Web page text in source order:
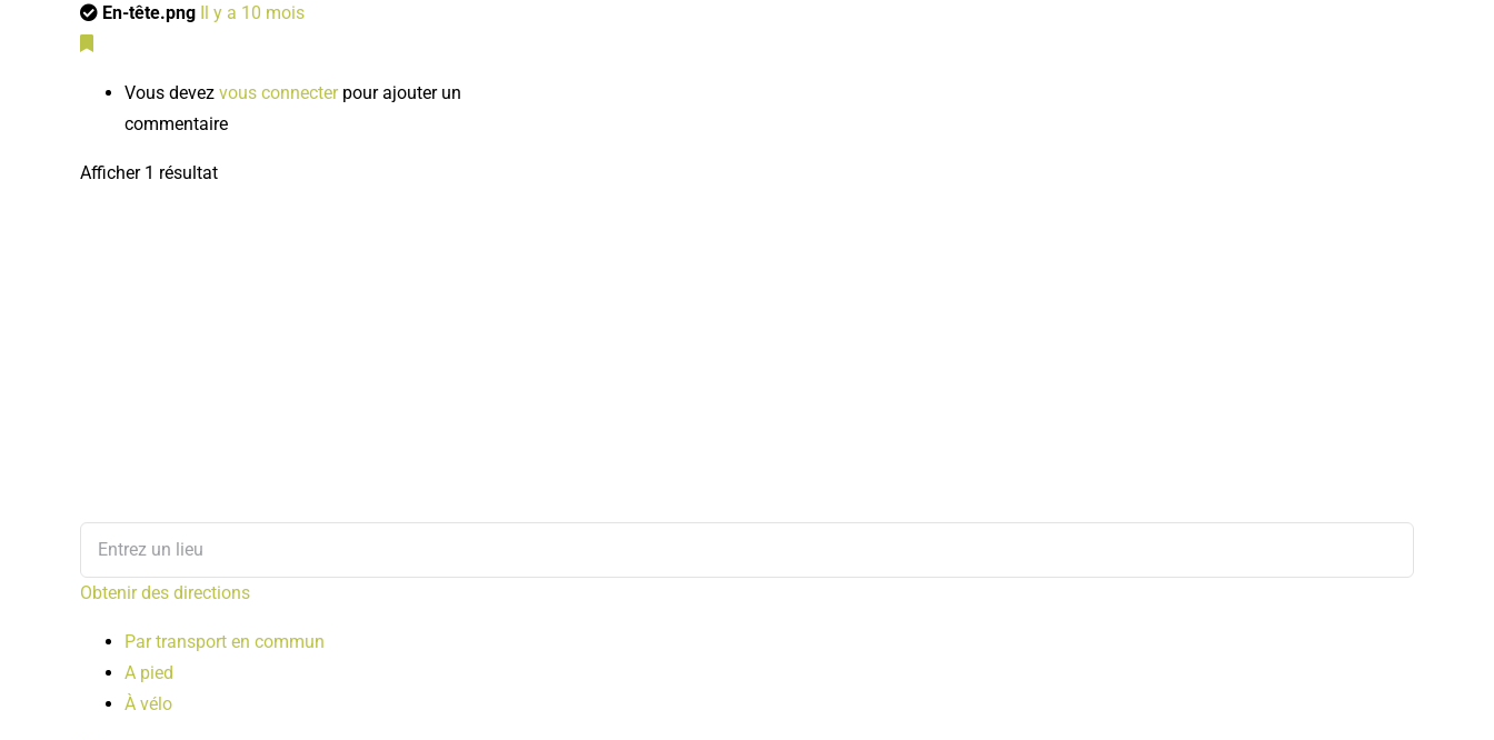
En-tête.png Il y a 10 mois
Vous devez vous connecterpour ajouter un
commentaire
Afficher 1 résultat
Obtenir des directions
Par transport en commun
A pied
À vélo